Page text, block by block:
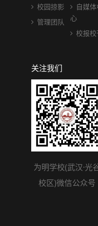
校园掠影
管理团队
自媒体
心
校报校
关注我们
为明学校(武汉·光
校区)微信公众号